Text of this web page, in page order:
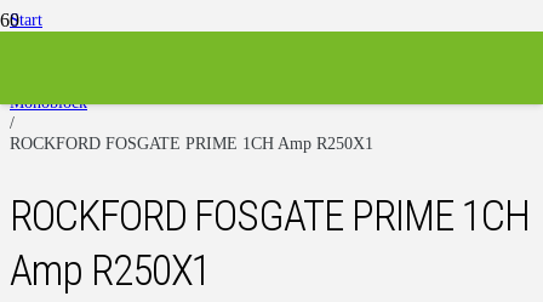
Start
Monoblock
/
ROCKFORD FOSGATE PRIME 1CH Amp R250X1
ROCKFORD FOSGATE PRIME 1CH
Amp R250X1